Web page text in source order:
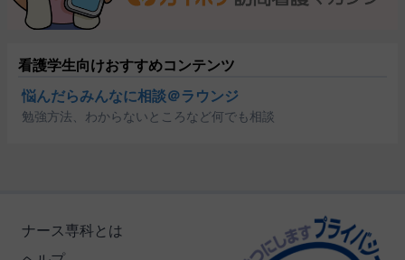
看護学生向けおすすめコンテンツ
悩んだらみんなに相談＠ラウンジ
勉強方法、わからないところなど何でも相談
ナース専科とは